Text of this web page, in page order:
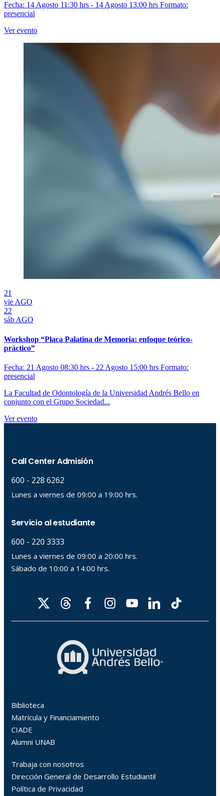
Fecha: 14 Agosto 11:30 hrs - 14 Agosto 13:00 hrs Formato:
presencial
Ver evento
21
vie AGO
22
sáb AGO
Workshop “Placa Palatina de Memoria: enfoque teórico-
práctico”
Fecha: 21 Agosto 08:30 hrs - 22 Agosto 15:00 hrs Formato:
presencial
La Facultad de Odontología de la Universidad Andrés Bello en
conjunto con el Grupo Sociedad...
Ver evento